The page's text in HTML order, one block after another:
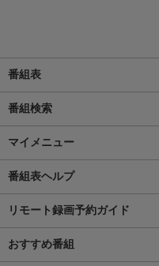
番組表
番組検索
マイメニュー
番組表ヘルプ
リモート録画予約ガイド
おすすめ番組